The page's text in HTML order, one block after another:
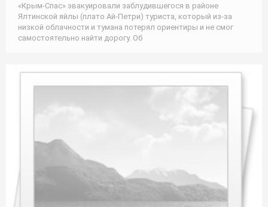
«Крым-Спас» эвакуировали заблудившегося в районе
Ялтинской яйлы (плато Ай-Петри) туриста, который из-за
низкой облачности и тумана потерял ориентиры и не смог
самостоятельно найти дорогу. Об